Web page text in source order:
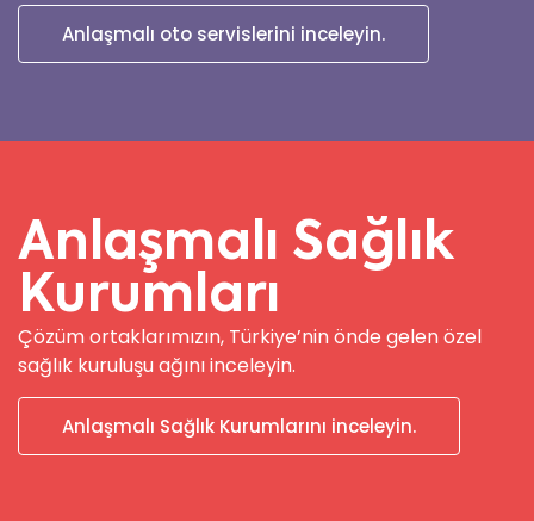
Anlaşmalı oto servislerini inceleyin.
Anlaşmalı Sağlık
Kurumları
Çözüm ortaklarımızın, Türkiye’nin önde gelen özel
sağlık kuruluşu ağını inceleyin.
Anlaşmalı Sağlık Kurumlarını inceleyin.